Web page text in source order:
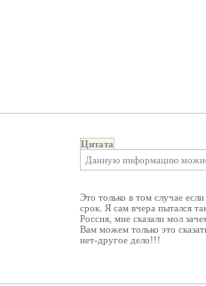
Цитата
Данную информацию можно
Это только в том случае
срок. Я сам вчера пытался
Россия, мне сказали мол
Вам можем только это
нет-другое дело!!!